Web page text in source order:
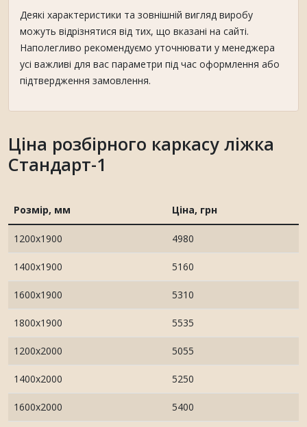
Деякі характеристики та зовнішній вигляд виробу
можуть відрізнятися від тих, що вказані на сайті.
Наполегливо рекомендуємо уточнювати у менеджера
усі важливі для вас параметри під час оформлення або
підтвердження замовлення.
Ціна розбірного каркасу ліжка
Стандарт-1
Розмір, мм Ціна, грн
1200х1900 4980
1400х1900 5160
1600х1900 5310
1800х1900 5535
1200х2000 5055
1400х2000 5250
1600х2000 5400